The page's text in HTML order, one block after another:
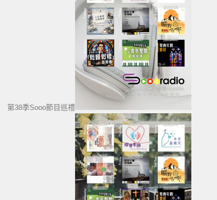
第38季Sooo節目巡禮